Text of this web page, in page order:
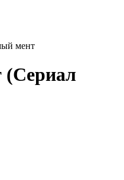
мент
(Сериал